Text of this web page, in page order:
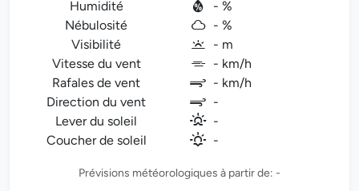
Humidité
- %
Nébulosité
- %
Visibilité
- m
Vitesse du vent
- km/h
Rafales de vent
- km/h
Direction du vent
-
Lever du soleil
-
Coucher de soleil
-
Prévisions météorologiques à partir de: -